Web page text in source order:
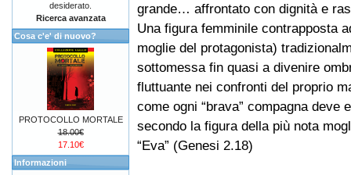
grande… affrontato con dignità e
Una figura femminile contrapposta
moglie del protagonista)
sottomessa fin quasi a divenire
fluttuante nei confronti del proprio
come ogni “brava” compagna deve
secondo la figura della più nota
“Eva” (Genesi 2.18)
desiderato.
Ricerca avanzata
Cosa c'e' di nuovo?
PROTOCOLLO MORTALE
18.00€
17.10€
Informazioni